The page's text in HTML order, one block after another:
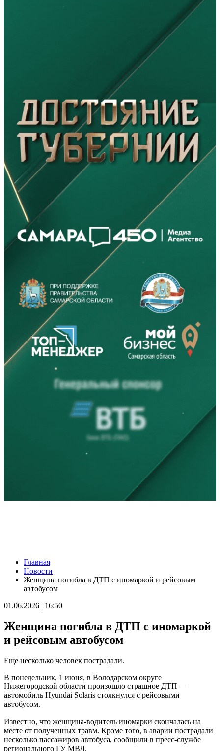
В Самарской области 9 августа будет аномальная жара
09.08.2026 | 07:04
Серия магнитных бурь ожидается в Самарской области во
второй половине августа
"Акрон" вничью сыграл с "Локомотивом" в третьем туре РПЛ
Вячеслав Федорищев поздравил "Волонтёров-медиков" с
десятилетием
08.08.2026 | 21:07
моторные лодки
Вячеслав Федорищев – в топ-3 губернаторов по количеству
подписчиков в "МАКСе"
08.08.2026 | 20:01
Состав ХК ЦСК ВВС пополнили два нападающих
Вячеслав Федорищев: "В Самарской области сильные,
спортивные и талантливые люди"
08.08.2026 | 19:11
8 августа самарские "Крылья Советов" на домашнем стадионе
Главная
Новости
Женщина погибла в ДТП с иномаркой и рейсовым
автобусом
01.06.2026 | 16:50
Женщина погибла в ДТП с иномаркой
и рейсовым автобусом
Еще несколько человек пострадали.
В понедельник, 1 июня, в Володарском округе
Нижегородской области произошло страшное ДТП —
автомобиль Hyundai Solaris столкнулся с рейсовыми
автобусом.
Известно, что женщина-водитель иномарки скончалась на
месте от полученных травм. Кроме того, в аварии пострадали
несколько пассажиров автобуса, сообщили в пресс-службе
регионального ГУ МВД.